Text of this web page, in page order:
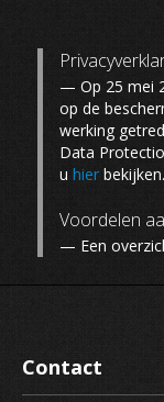
— Op 25 mei
op de
werking
Data
u hier bekijken.
Voordelen
— Een
Contact